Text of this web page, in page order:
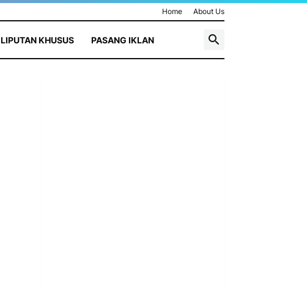
Home About Us
LIPUTAN KHUSUS PASANG IKLAN